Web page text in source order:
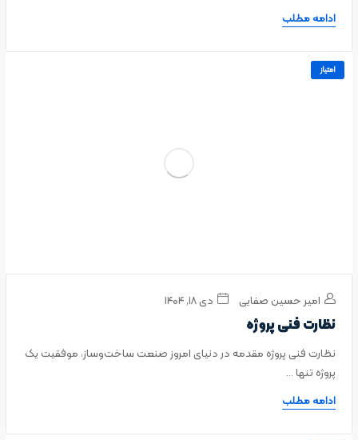
ادامه مطلب
امتیاز
امیر حسین صفایی دی ۱۸, ۱۴۰۴
نظارت فنی پروژه
نظارت فنی پروژه مقدمه در دنیای امروز صنعت ساخت‌وساز، موفقیت یک
پروژه تنها ...
ادامه مطلب